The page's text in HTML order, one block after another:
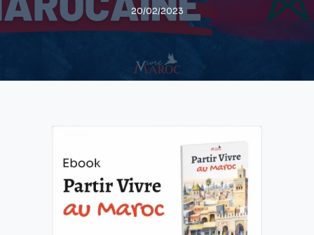
20/02/2023